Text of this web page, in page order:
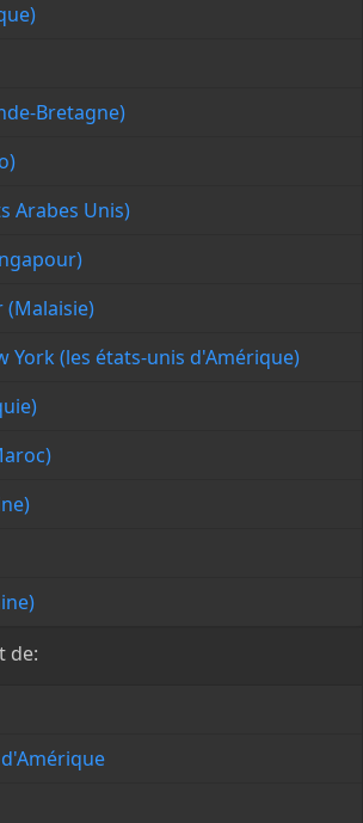
Bretagne)
Arabes Unis)
(Malaisie)
York (les états-unis d'Amérique)
de: